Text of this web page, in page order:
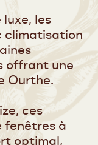
les
climatisation
offrant une
Ourthe.
ces
fenêtres à
optimal,